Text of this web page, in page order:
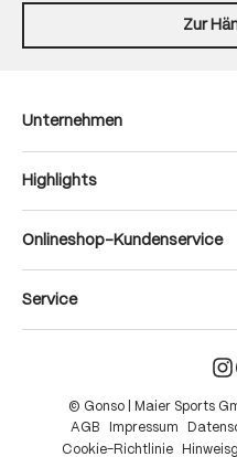
Zur
Unternehmen
Highlights
Onlineshop-Kundenservice
Service
© Gonso | Maier Sports
AGB
Impressum
Cookie-Richtlinie